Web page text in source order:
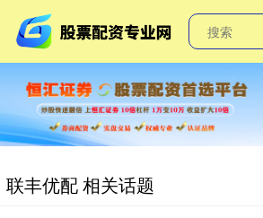
联丰优配 相关话题